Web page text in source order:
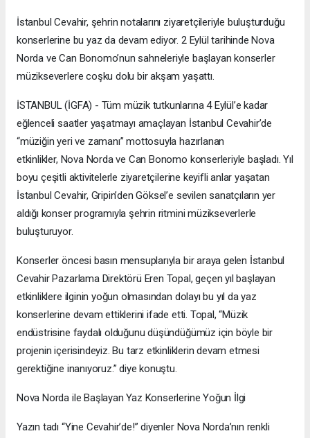
İstanbul Cevahir, şehrin notalarını ziyaretçileriyle buluşturduğu
konserlerine bu yaz da devam ediyor. 2 Eylül tarihinde Nova
Norda ve Can Bonomo’nun sahneleriyle başlayan konserler
müzikseverlere coşku dolu bir akşam yaşattı.
İSTANBUL (İGFA) - Tüm müzik tutkunlarına 4 Eylül’e kadar
eğlenceli saatler yaşatmayı amaçlayan İstanbul Cevahir’de
“müziğin yeri ve zamanı” mottosuyla hazırlanan
etkinlikler, Nova Norda ve Can Bonomo konserleriyle başladı. Yıl
boyu çeşitli aktivitelerle ziyaretçilerine keyifli anlar yaşatan
İstanbul Cevahir, Gripin’den Göksel’e sevilen sanatçıların yer
aldığı konser programıyla şehrin ritmini müzikseverlerle
buluşturuyor.
Konserler öncesi basın mensuplarıyla bir araya gelen İstanbul
Cevahir Pazarlama Direktörü Eren Topal, geçen yıl başlayan
etkinliklere ilginin yoğun olmasından dolayı bu yıl da yaz
konserlerine devam ettiklerini ifade etti. Topal, “Müzik
endüstrisine faydalı olduğunu düşündüğümüz için böyle bir
projenin içerisindeyiz. Bu tarz etkinliklerin devam etmesi
gerektiğine inanıyoruz.” diye konuştu.
Nova Norda ile Başlayan Yaz Konserlerine Yoğun İlgi
Yazın tadı “Yine Cevahir’de!” diyenler Nova Norda’nın renkli